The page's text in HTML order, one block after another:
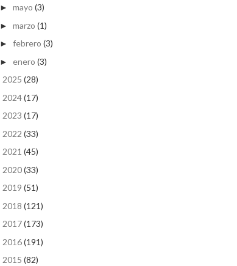
► mayo (3)
► marzo (1)
► febrero (3)
► enero (3)
2025 (28)
2024(17)
2023 (17)
2022 (33)
2021 (45)
2020(33)
2019 (51)
2018 (121)
2017(173)
2016(191)
2015 (82)